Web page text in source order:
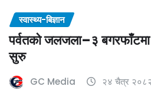
स्वास्थ्य-बिज्ञान
पर्वतको जलजला–३ बगरफाँटमा
सुरु
GC Media २४ चैत्र